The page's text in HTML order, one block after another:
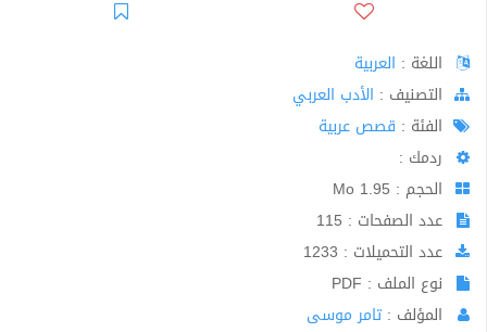
اللغة : العربية
اﻟﺘﺼﻨﻴﻒ : الأدب العربي
الفئة : قصص عربية
ردمك :
الحجم : 1.95 Mo
عدد الصفحات : 115
عدد التحميلات : 1233
نوع الملف : PDF
المؤلف : تامر موسى